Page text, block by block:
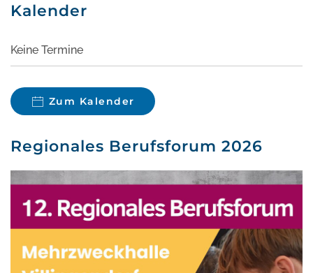
Kalender
Keine Termine
Zum Kalender
Regionales Berufsforum 2026